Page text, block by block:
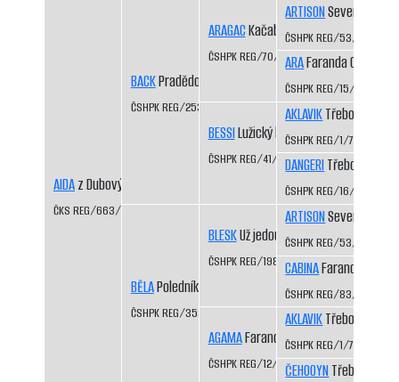
AIDAz Dubových pasek CS
ČKS REG/663/92/94
BACKPradědova louka CS
ČSHPK REG/253/88
BĚLAPoledník CS
ČSHPK REG/352/89
ARAGACKačabka CS
ČSHPK REG/70/84
BESSILužický hvozd CS
ČSHPK REG/41/84
BLESKUž jedou CS
ČSHPK REG/198/87
AGAMAFaranda CS
ČSHPK REG/12/81
ARTISONSeverní vítr
ČSHPK REG/53/83
ARAFaranda CS
ČSHPK REG/15/81
AKLAVIKTřeboň-
ČSHPK REG/1/77
DANGERITřeboň-
ČSHPK REG/16/81
ARTISONSeverní vítr
ČSHPK REG/53/83
CABINAFaranda CS
ČSHPK REG/83/84
AKLAVIKTřeboň-
ČSHPK REG/1/77
ČEHOOYNTřeboň-